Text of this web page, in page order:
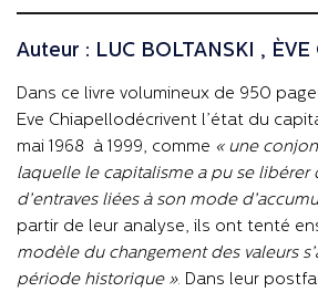
Auteur : LUC BOLTANSKI , ÈVE
Dans ce livre volumineux de 950
Eve Chiapellodécrivent l’état du
mai 1968 à 1999, comme « une
laquelle le capitalisme a pu se libérer
d’entraves liées à son mode
partir de leur analyse, ils ont tenté
modèle du changement des valeurs
période historique ». Dans leur